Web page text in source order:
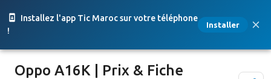
Installez l'app Tic Maroc sur votre téléphone
!
Installer
Accéder au contenu principal
Oppo A16K | Prix & Fiche